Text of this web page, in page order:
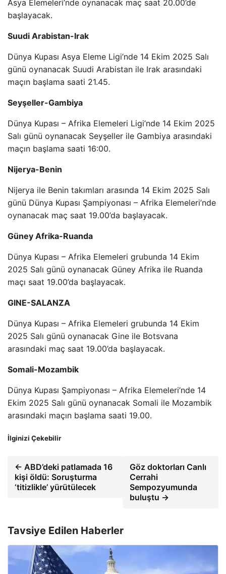
Asya Elemeleri’nde oynanacak maç saat 20.00’de
başlayacak.
Suudi Arabistan-Irak
Dünya Kupası Asya Eleme Ligi’nde 14 Ekim 2025 Salı
günü oynanacak Suudi Arabistan ile Irak arasındaki
maçın başlama saati 21.45.
Seyşeller-Gambiya
Dünya Kupası – Afrika Elemeleri Ligi’nde 14 Ekim 2025
Salı günü oynanacak Seyşeller ile Gambiya arasındaki
maçın başlama saati 16:00.
Nijerya-Benin
Nijerya ile Benin takımları arasında 14 Ekim 2025 Salı
günü Dünya Kupası Şampiyonası – Afrika Elemeleri’nde
oynanacak maç saat 19.00’da başlayacak.
Güney Afrika-Ruanda
Dünya Kupası – Afrika Elemeleri grubunda 14 Ekim
2025 Salı günü oynanacak Güney Afrika ile Ruanda
maçı saat 19.00’da başlayacak.
GINE-SALANZA
Dünya Kupası – Afrika Elemeleri grubunda 14 Ekim
2025 Salı günü oynanacak Gine ile Botsvana
arasındaki maç saat 19.00’da başlayacak.
Somali-Mozambik
Dünya Kupası Şampiyonası – Afrika Elemeleri’nde 14
Ekim 2025 Salı günü oynanacak Somali ile Mozambik
arasındaki maçın başlama saati 19.00.
İlginizi Çekebilir
← ABD’deki patlamada 16
kişi öldü: Soruşturma
‘titizlikle’ yürütülecek
Göz doktorları Canlı
Cerrahi
Sempozyumunda
buluştu →
Tavsiye Edilen Haberler